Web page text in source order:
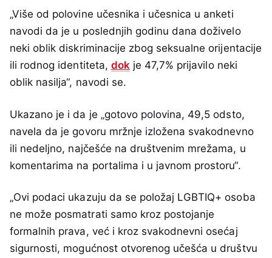
„Više od polovine učesnika i učesnica u anketi
navodi da je u poslednjih godinu dana doživelo
neki oblik diskriminacije zbog seksualne orijentacije
ili rodnog identiteta, dokje 47,7% prijavilo neki
oblik nasilja“, navodi se.
Ukazano je i da je „gotovo polovina, 49,5 odsto,
navela da je govoru mržnje izložena svakodnevno
ili nedeljno, najčešće na društvenim mrežama, u
komentarima na portalima i u javnom prostoru“.
„Ovi podaci ukazuju da se položaj LGBTIQ+ osoba
ne može posmatrati samo kroz postojanje
formalnih prava, već i kroz svakodnevni osećaj
sigurnosti, mogućnost otvorenog učešća u društvu